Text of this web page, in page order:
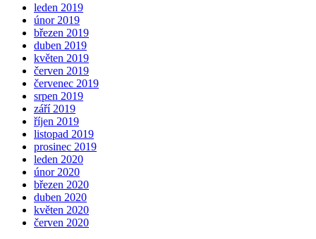
leden 2019
únor 2019
březen 2019
duben 2019
květen 2019
červen 2019
červenec 2019
srpen 2019
září 2019
říjen 2019
listopad 2019
prosinec 2019
leden 2020
únor 2020
březen 2020
duben 2020
květen 2020
červen 2020